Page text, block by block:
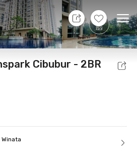
+14
tahu
Lokasi Aturan
Cibubur - 2BR